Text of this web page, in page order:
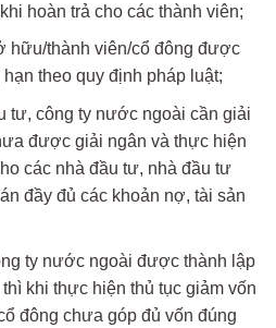
hoàn trả cho các thành viên;
hữu/thành viên/cổ đông được
theo quy định pháp luật;
tư, công ty nước ngoài cần giải
được giải ngân và thực hiện
các nhà đầu tư, nhà đầu tư
đầy đủ các khoản nợ, tài sản
ty nước ngoài được thành lập
khi thực hiện thủ tục giảm vốn
đông chưa góp đủ vốn đúng